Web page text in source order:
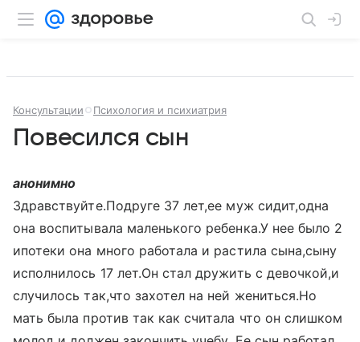
Консультации Психология и психиатрия
Повесился сын
анонимно
Здравствуйте.Подруге 37 лет,ее муж сидит,одна
она воспитывала маленького ребенка.У нее было 2
ипотеки она много работала и растила сына,сыну
исполнилось 17 лет.Он стал дружить с девочкой,и
случилось так,что захотел на ней жениться.Но
мать была против так как считала что он слишком